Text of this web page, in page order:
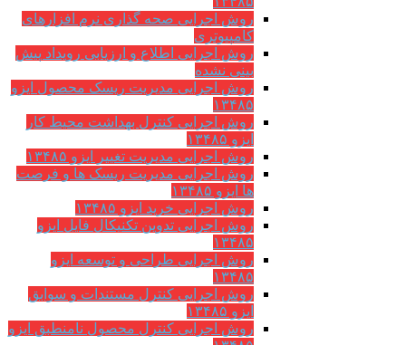
روش اجرایی صحه گذاری نرم افزارهای
کامپیوتری
روش اجرایی اطلاع و ارزیابی رویداد پیش
بینی نشده
روش اجرایی مدیریت ریسک محصول ایزو
۱۳۴۸۵
روش اجرایی کنترل بهداشت محیط کار
ایزو ۱۳۴۸۵
روش اجرایی مدیریت تغییر ایزو ۱۳۴۸۵
روش اجرایی مدیریت ریسک ها و فرصت
ها ایزو ۱۳۴۸۵
روش اجرایی خرید ایزو ۱۳۴۸۵
روش اجرایی تدوین تکنیکال فایل ایزو
۱۳۴۸۵
روش اجرایی طراحی و توسعه ایزو
۱۳۴۸۵
روش اجرایی کنترل مستندات و سوابق
ایزو ۱۳۴۸۵
روش اجرایی کنترل محصول نامنطبق ایزو